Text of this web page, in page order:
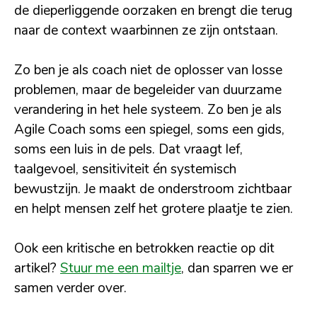
de dieperliggende oorzaken en brengt die terug
naar de context waarbinnen ze zijn ontstaan.
Zo ben je als coach niet de oplosser van losse
problemen, maar de begeleider van duurzame
verandering in het hele systeem. Zo ben je als
Agile Coach soms een spiegel, soms een gids,
soms een luis in de pels. Dat vraagt lef,
taalgevoel, sensitiviteit én systemisch
bewustzijn. Je maakt de onderstroom zichtbaar
en helpt mensen zelf het grotere plaatje te zien.
Ook een kritische en betrokken reactie op dit
artikel? Stuur me een mailtje, dan sparren we er
samen verder over.